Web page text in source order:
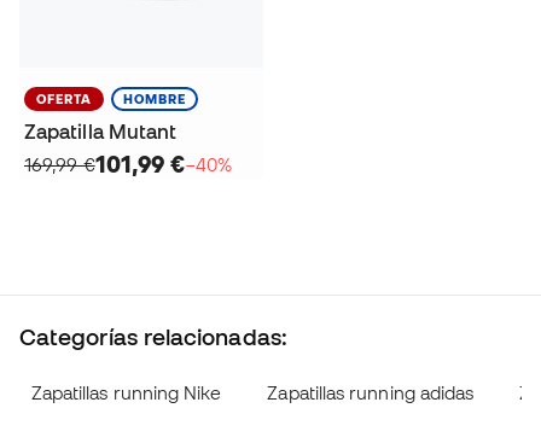
OFERTA HOMBRE
Zapatilla Mutant
169,99 €101,99 €−40%
Categorías relacionadas:
Zapatillas running Nike Zapatillas running adidas